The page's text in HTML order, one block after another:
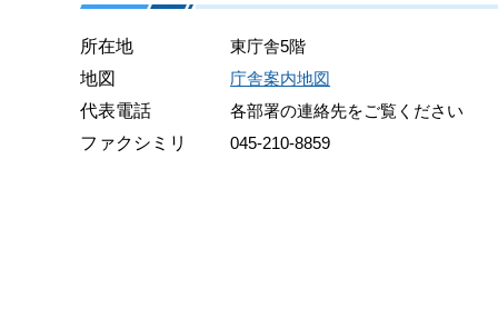
所在地
東庁舎5階
地図
庁舎案内地図
代表電話
各部署の連絡先をご覧ください
ファクシミリ
045-210-8859